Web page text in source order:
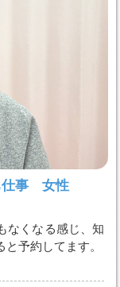
事 女性
なくなる感じ、知
予約してます。